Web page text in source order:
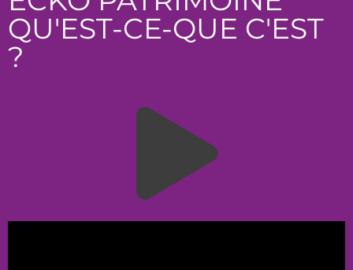
QU'EST-CE-QUE C'EST
?